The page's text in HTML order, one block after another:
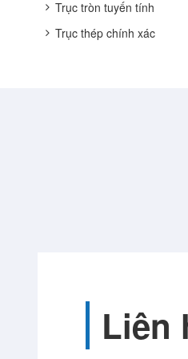
Trục tròn tuyến tính
Trục thép chính xác
Liên